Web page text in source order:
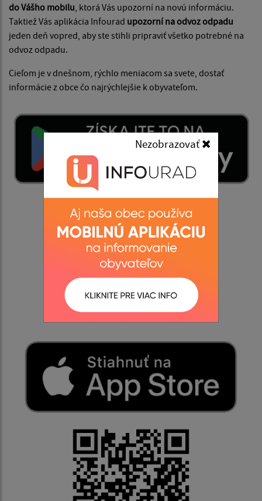
Nezobrazovať
do Vášho mobilu , ktorá Vás upozorní na novú informáciu.
Taktiež Vás aplikácia Infourad upozorní na odvoz odpadu
jeden deň vopred, aby ste stihli pripraviť všetko potrebné na
odvoz odpadu.
Cieľom je v dnešnom, rýchlo meniacom sa svete, dostať
informácie z obce čo najrýchlejšie k obyvateľom.